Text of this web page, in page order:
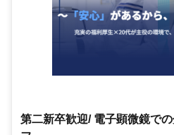
第二新卒歓迎/ 電子顕微鏡で